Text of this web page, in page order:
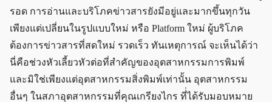
รอด การอ่านและบริโภคข่าวสารยังมีอยู่และมากขึ้นทุกวัน
เพียงแต่เปลี่ยนในรูปแบบใหม่ หรือ Platform ใหม่ ผู้บริโภค
ต้องการข่าวสารที่สดใหม่ รวดเร็ว ทันเหตุการณ์ จะเห็นได้ว่า
นี่คือช่วงหัวเลี้ยวหัวต่อที่สำคัญของอุตสาหกรรมการพิมพ์
และมิใช่เพียงแต่อุตสาหกรรมสิ่งพิมพ์เท่านั้น อุตสาหกรรม
อื่นๆ ในสภาอุตสาหกรรมที่คุณเกรียงไกร ที่่ได้รับมอบหมาย